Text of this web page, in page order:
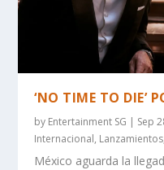
‘NO TIME TO DIE’
by Entertainment SG | Sep
Internacional, Lanzamientos
México aguarda la